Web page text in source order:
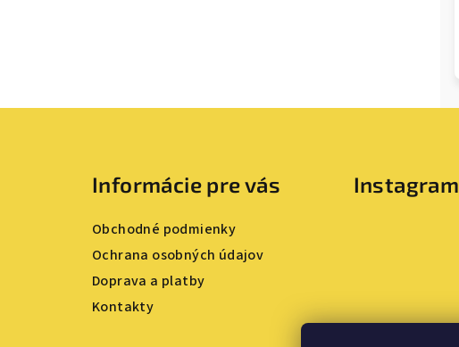
Informácie pre vás
Obchodné podmienky
Ochrana osobných údajov
Doprava a platby
Kontakty
Instagram